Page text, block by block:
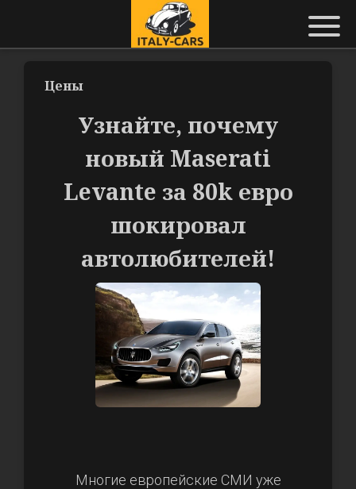
Цены
Узнайте, почему
новый Maserati
Levante за 80k евро
шокировал
автолюбителей!
Многие европейские СМИ уже